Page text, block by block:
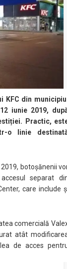
KFC din
iunie 2019,
Practic,
o linie
botoșănenii
separat
care include
comercială
atât
de acces